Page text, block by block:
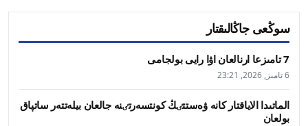
سوڭعى جاڭالىقتار
7 تامىزعا ارنالعان اۋا رايى بولجامى
6 تامىز, 2026, 23:21
الماتىدا الاياقتار كانە ۋەستتٸڭ كونتسەرتٸنە جالعان بيلەتتەر ساتپاق
بولعان